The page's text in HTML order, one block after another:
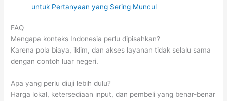
untuk Pertanyaan yang Sering Muncul
FAQ
Mengapa konteks Indonesia perlu dipisahkan?
Karena pola biaya, iklim, dan akses layanan tidak selalu sama
dengan contoh luar negeri.
Apa yang perlu diuji lebih dulu?
Harga lokal, ketersediaan input, dan pembeli yang benar-benar